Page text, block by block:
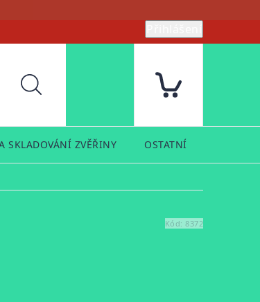
Hledat
SKLADOVÁNÍ ZVĚŘINY OSTATNÍ
Kód: 8372